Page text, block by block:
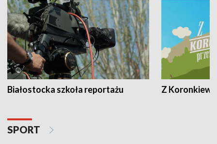
Białostocka szkoła reportażu Z
SPORT